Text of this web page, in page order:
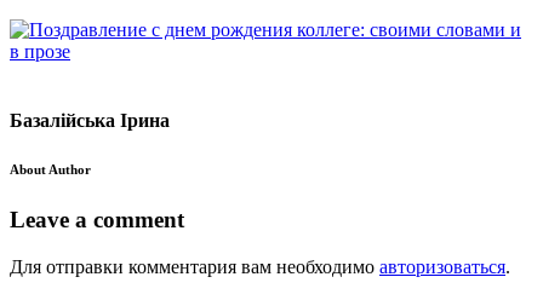
Базалійська Ірина
About Author
Leave a comment
Для отправки комментария вам необходимо авторизоваться.